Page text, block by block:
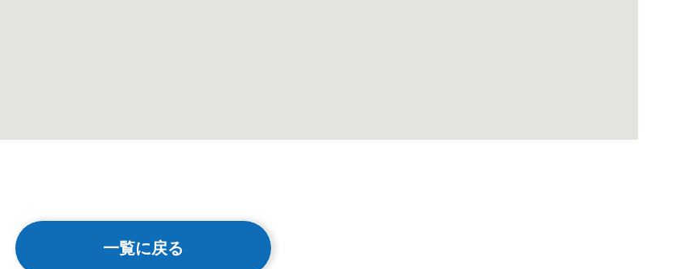
一覧に戻る